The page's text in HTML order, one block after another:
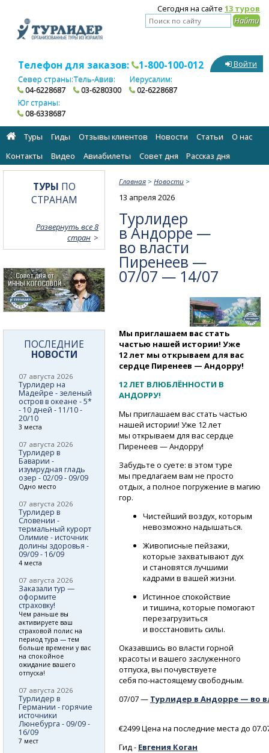
Сегодня на сайте 13 туров
Телефон для заказов: 1-800-100-012
Север страны:
04-6228687
Тель-Авив:
03-6280300
Иерусалим:
02-6228687
Юг страны:
08-6338687
Войти
Туры Гиды Отзывы клиентов Новости Статьи
О нас
Контакты
Видео Авиабилеты Cовет дня Рассказ дня
Главная >Новости >
13 апреля 2026
Турлидер
в Андорре —
во власти
Пиренеев —
07/07 — 14/07
Мы приглашаем вас стать
частью нашей истории! Уже
12 лет мы открываем для вас
сердце Пиренеев — Андорру!
12 ЛЕТ ВЛЮБЛЁННОСТИ В
АНДОРРУ!
Мы приглашаем вас стать частью
нашей истории! Уже 12 лет
мы открываем для вас сердце
Пиренеев — Андорру!
Забудьте о суете: в этом туре
мы предлагаем вам не просто
отдых, а полное погружение в магию
гор.
Чистейший воздух, которым
невозможно надышаться.
Живописные пейзажи,
которые захватывают дух
и становятся лучшими
кадрами в вашей жизни.
Истинное спокойствие
и тишина, которые помогают
перезагрузиться
и восстановить силы.
Оказавшись во власти горной
красоты и вашего заслуженного
отпуска, вы почувствуете
себяпо-настоящемусвободным.
07/07 — Турлидер в Андорре — во
€2499 Цена на последние места до
Гид - Евгения Коган
ТУРЫ ПО
СТРАНАМ
Развернуть все 8
стран
ПОСЛЕДНИЕ
НОВОСТИ
07 августа 2026
Турлидер на
Мадейре - зеленый
остров в океане - 5*
- 10 дней - 11/10 -
20/10
3 места
07 августа 2026
Турлидер в
Баварии -
изумрудная гладь
озер - 02/09 - 09/09
Одно место
07 августа 2026
Турлидер в
Словении -
термальный курорт
Олимие - источник
долины здоровья -
09/09 - 16/09
4 места
07 августа 2026
Заказали тур —
оформите
страховку!
Чем раньше вы
активируете ваш
страховой полис на
период тура — тем
больше времени у вас
на спокойное
ожидание вашего
отпуска!
07 августа 2026
Турлидер в
Германии - горячие
источники
Люнебурга - 09/09 -
16/09
7 мест